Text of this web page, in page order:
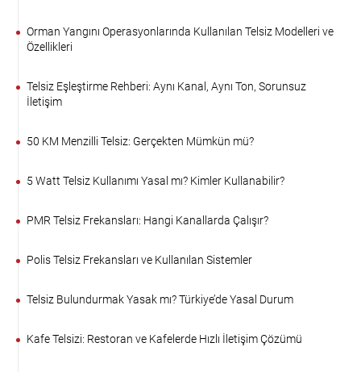
Orman Yangını Operasyonlarında Kullanılan Telsiz Modelleri ve
Özellikleri
Telsiz Eşleştirme Rehberi: Aynı Kanal, Aynı Ton, Sorunsuz
İletişim
50 KM Menzilli Telsiz: Gerçekten Mümkün mü?
5 Watt Telsiz Kullanımı Yasal mı? Kimler Kullanabilir?
PMR Telsiz Frekansları: Hangi Kanallarda Çalışır?
Polis Telsiz Frekansları ve Kullanılan Sistemler
Telsiz Bulundurmak Yasak mı? Türkiye’de Yasal Durum
Kafe Telsizi: Restoran ve Kafelerde Hızlı İletişim Çözümü